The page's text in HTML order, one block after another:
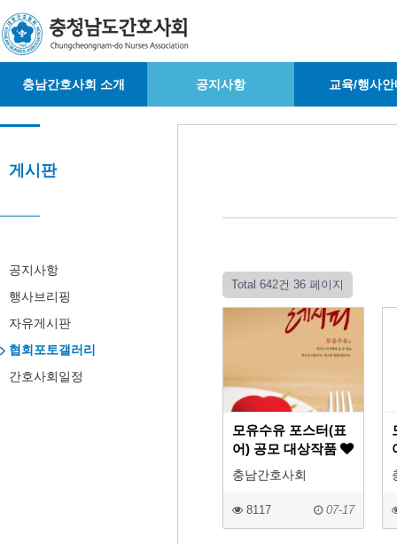
충남간호사회 소개 공지사항 교육/행사안
게시판
공지사항
행사브리핑
자유게시판
협회포토갤러리
간호사회일정
Total 642건 36 페이지
모유수유 포스터(표
어) 공모 대상작품
충남간호사회
8117 07-17